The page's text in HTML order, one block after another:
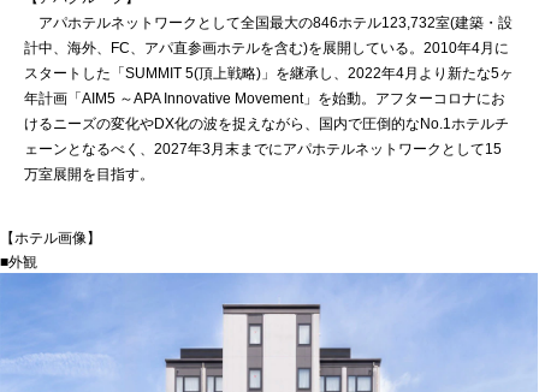
アパホテルネットワークとして全国最大の846ホテル123,732室(建築・設
計中、海外、FC、アパ直参画ホテルを含む)を展開している。2010年4月に
スタートした「SUMMIT 5(頂上戦略)」を継承し、2022年4月より新たな5ヶ
年計画「AIM5 ～APA Innovative Movement」を始動。アフターコロナにお
けるニーズの変化やDX化の波を捉えながら、国内で圧倒的なNo.1ホテルチ
ェーンとなるべく、2027年3月末までにアパホテルネットワークとして15
万室展開を目指す。
【ホテル画像】
■外観